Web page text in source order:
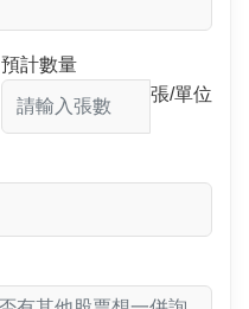
預計數量
張/單位